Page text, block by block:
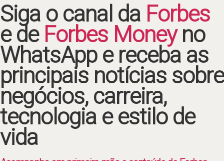
Siga o canal da Forbes
e de Forbes Moneyno
WhatsApp e receba as
principais notícias sobre
negócios, carreira,
tecnologia e estilo de
vida